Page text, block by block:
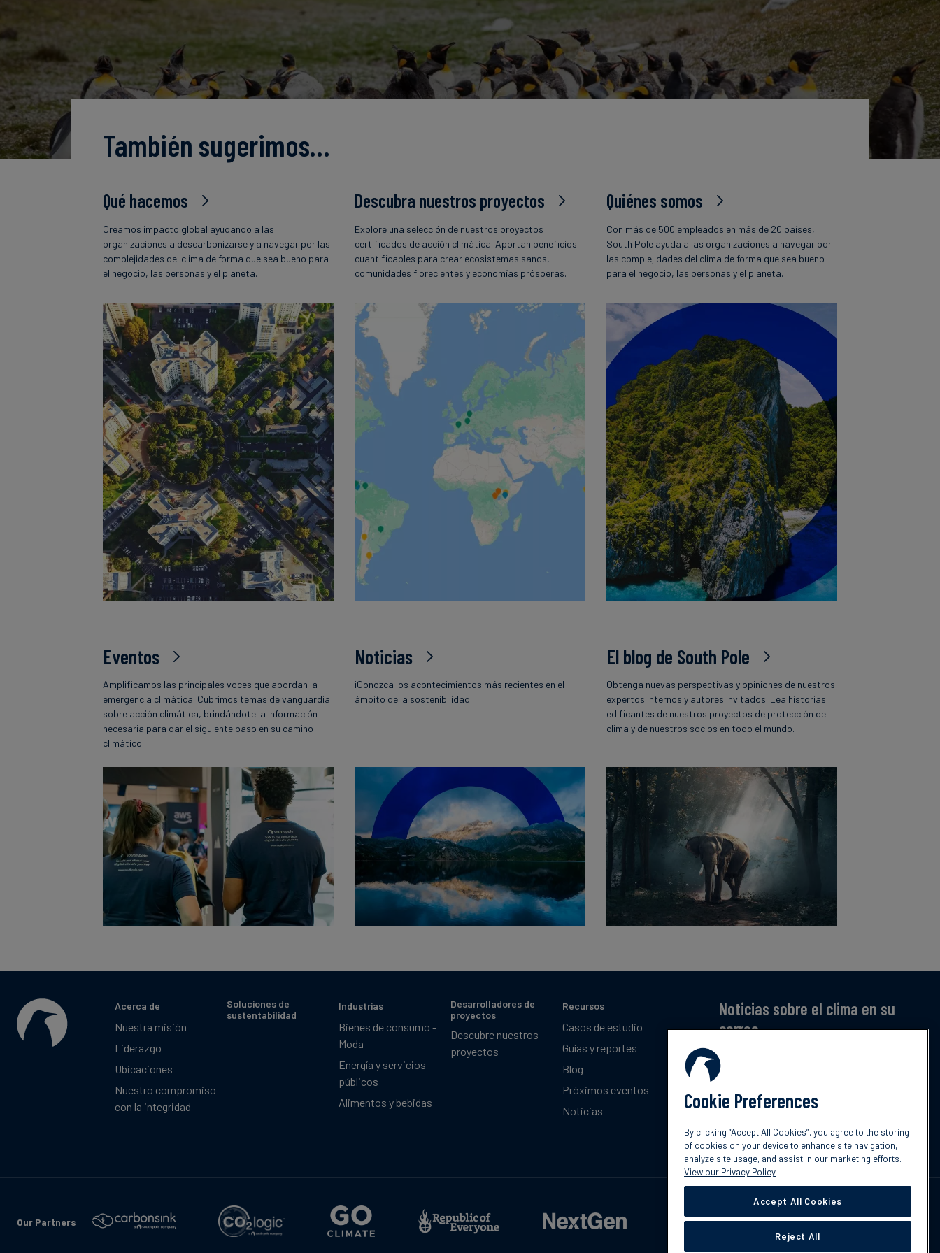
También sugerimos…
Qué hacemos
Creamos impacto global ayudando a las
organizaciones a descarbonizarse y a navegar por las
complejidades del clima de forma que sea bueno para
el negocio, las personas y el planeta.
Descubra nuestros proyectos
Explore una selección de nuestros proyectos
certificados de acción climática. Aportan beneficios
cuantificables para crear ecosistemas sanos,
comunidades florecientes y economías prósperas.
Quiénes somos
Con más de 500 empleados en más de 20 países,
South Pole ayuda a las organizaciones a navegar por
las complejidades del clima de forma que sea bueno
para el negocio, las personas y el planeta.
Eventos
Amplificamos las principales voces que abordan la
emergencia climática. Cubrimos temas de vanguardia
sobre acción climática, brindándote la información
necesaria para dar el siguiente paso en su camino
climático.
Noticias
¡Conozca los acontecimientos más recientes en el
ámbito de la sostenibilidad!
El blog de South Pole
Obtenga nuevas perspectivas y opiniones de nuestros
expertos internos y autores invitados. Lea historias
edificantes de nuestros proyectos de protección del
clima y de nuestros socios en todo el mundo.
English
Acerca de
Nuestra misión
Liderazgo
Ubicaciones
Nuestro compromiso
con la integridad
Soluciones de
sustentabilidad
Industrias
Bienes de consumo -
Moda
Energía y servicios
públicos
Alimentos y bebidas
Desarrolladores de
proyectos
Descubre nuestros
proyectos
Recursos
Casos de estudio
Guías y reportes
Blog
Próximos eventos
Noticias
Noticias sobre el clima en su
correo
Suscríbase a nuestro resumen mensual gratuito
de las últimas tendencias, políticas e
Suscribir
Our Partners
Cookie Preferences
By clicking “Accept All Cookies”, you agree to the storing
of cookies on your device to enhance site navigation,
analyze site usage, and assist in our marketing efforts.
View our Privacy Policy
Accept All Cookies
Reject All